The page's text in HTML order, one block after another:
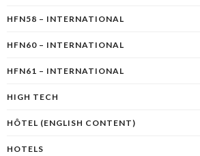
HFN58 – INTERNATIONAL
HFN60 – INTERNATIONAL
HFN61 – INTERNATIONAL
HIGH TECH
HÔTEL (ENGLISH CONTENT)
HOTELS